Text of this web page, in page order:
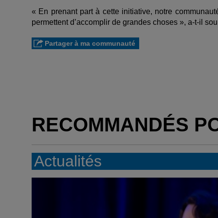
« En prenant part à cette initiative, notre
permettent d’accomplir de grandes choses », a-t-il
Partager à ma communauté
RECOMMANDÉS
Actualités